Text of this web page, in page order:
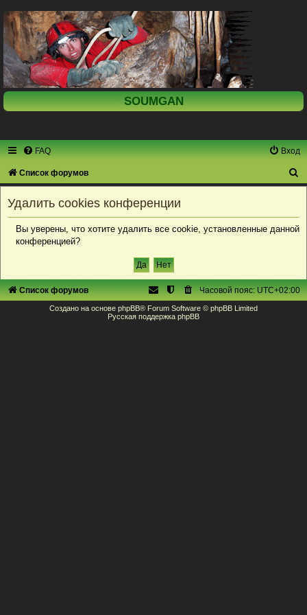
SOUMGAN
FAQ Вход
Список форумов
Удалить cookies конференции
Вы уверены, что хотите удалить все cookie, установленные данной
конференцией?
Список форумов Часовой пояс:UTC+02:00
Создано на основе phpBB® Forum Software © phpBB Limited
Русская поддержка phpBB